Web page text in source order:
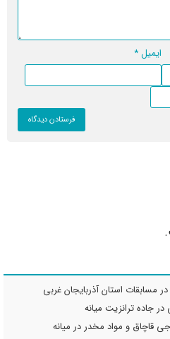
ایمیل*
مسابقات استان آذربایجان غربی